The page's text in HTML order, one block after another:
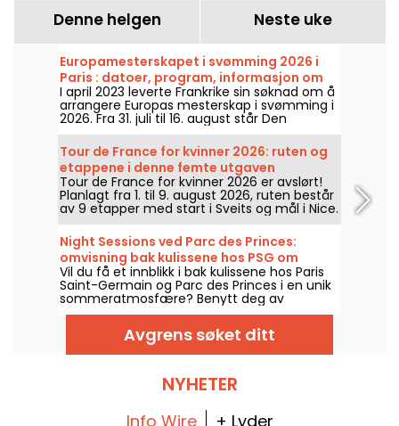
Denne helgen Neste uke
Europamesterskapet i svømming 2026 i
Paris : datoer, program, informasjon om
konkurransen
I april 2023 leverte Frankrike sin søknad om å
arrangere Europas mesterskap i svømming i
2026. Fra 31. juli til 16. august står Den
Olympiske Svømmehallen klar til å heie på
svømmerne våre. Her er alt du trenger å vite
om konkurransen og øvelsene!
Tour de France for kvinner 2026: ruten og
etappene i denne femte utgaven
Tour de France for kvinner 2026 er avslørt!
Planlagt fra 1. til 9. august 2026, ruten består
av 9 etapper med start i Sveits og mål i Nice.
Oppdag hva som venter oss i år.
Night Sessions ved Parc des Princes:
omvisning bak kulissene hos PSG om
kvelden og en festlig guinguette med DJ-
sett
Vil du få et innblikk i bak kulissene hos Paris
Saint-Germain og Parc des Princes i en unik
sommeratmosfære? Benytt deg av
nattøktene for å komme inn på stadion om
kvelden og nyte mange festlige aktiviteter.
Her er programmet for sommeren 2026!
Avgrens søket ditt
NYHETER
Info Wire + Lyder